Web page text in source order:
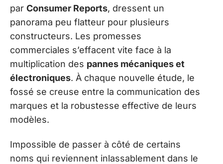
par Consumer Reports, dressent un
panorama peu flatteur pour plusieurs
constructeurs. Les promesses
commerciales s’effacent vite face à la
multiplication des pannes mécaniques et
électroniques. À chaque nouvelle étude, le
fossé se creuse entre la communication des
marques et la robustesse effective de leurs
modèles.
Impossible de passer à côté de certains
noms qui reviennent inlassablement dans le